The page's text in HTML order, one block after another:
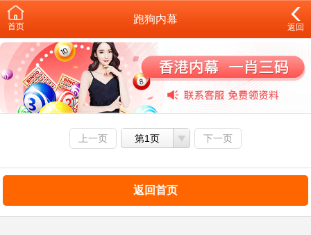
首页
跑狗内幕
返回
上一页 第1页 下一页
返回首页